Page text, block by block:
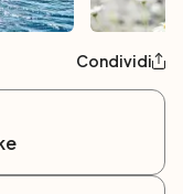
Condividi